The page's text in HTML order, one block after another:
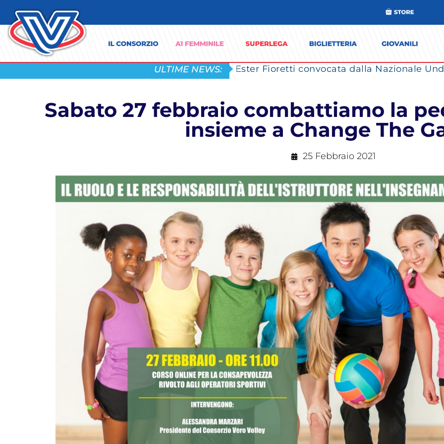
ULTIME NEWS: Ester Fioretti convocata dalla Nazionale
Sabato 27 febbraio combattiamo la
insieme a Change The
25 Febbraio 2021